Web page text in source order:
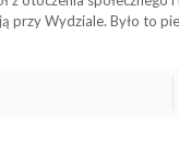
przy Wydziale. Było to